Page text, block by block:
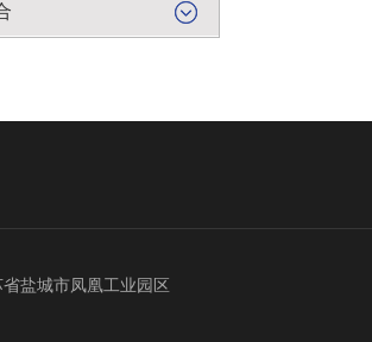
盐城市凤凰工业园区